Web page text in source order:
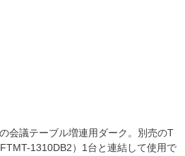
会議テーブル増連用ダーク。別売のT
1310DB2）1台と連結して使用で